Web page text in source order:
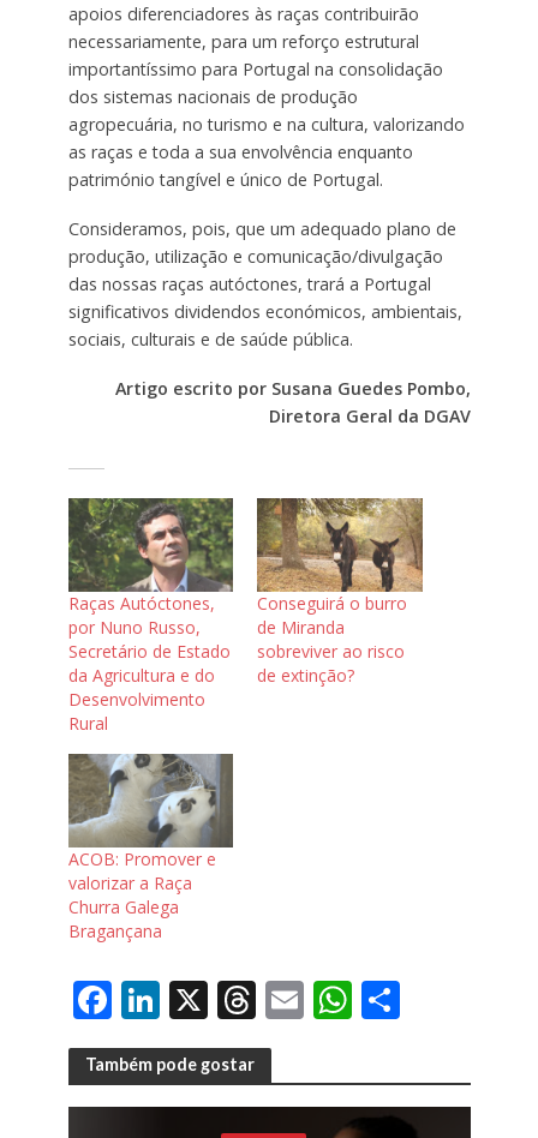
apoios diferenciadores às raças contribuirão
necessariamente, para um reforço estrutural
importantíssimo para Portugal na consolidação
dos sistemas nacionais de produção
agropecuária, no turismo e na cultura, valorizando
as raças e toda a sua envolvência enquanto
património tangível e único de Portugal.
Consideramos, pois, que um adequado plano de
produção, utilização e comunicação/divulgação
das nossas raças autóctones, trará a Portugal
significativos dividendos económicos, ambientais,
sociais, culturais e de saúde pública.
Artigo escrito por Susana Guedes Pombo,
Diretora Geral da DGAV
Raças Autóctones,
por Nuno Russo,
Secretário de Estado
da Agricultura e do
Desenvolvimento
Rural
Conseguirá o burro
de Miranda
sobreviver ao risco
de extinção?
ACOB: Promover e
valorizar a Raça
Churra Galega
Bragançana
F
ac
e
b
Li
n
k
e
X T
h
re
a
E
ai
l
W
at
s
S
ar
e
Também pode gostar